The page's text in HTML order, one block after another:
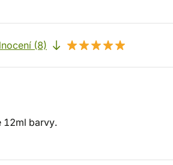
(8)
12ml barvy.